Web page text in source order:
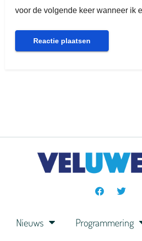
voor de volgende keer wanneer ik
Nieuws Programmering